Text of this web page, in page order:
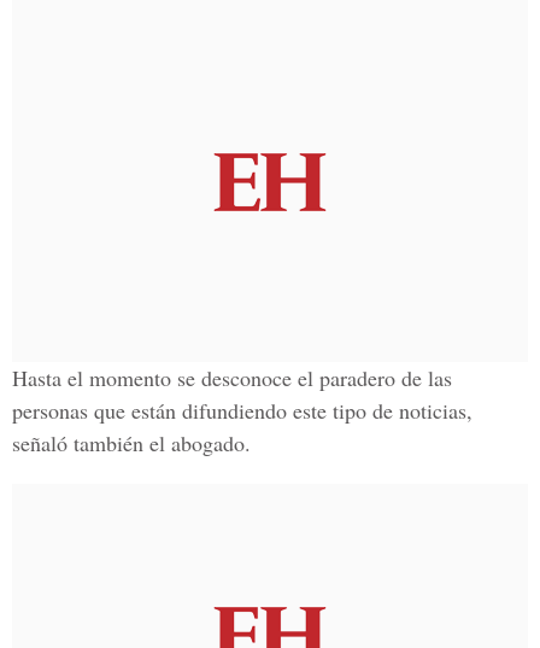
Hasta el momento se desconoce el paradero de las
personas que están difundiendo este tipo de noticias,
señaló también el abogado.